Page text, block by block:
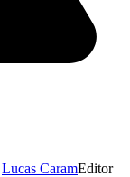
Lucas CaramEditor